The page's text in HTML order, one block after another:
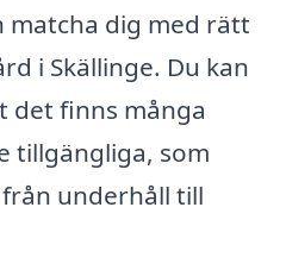
matcha dig med rätt
i Skällinge. Du kan
det finns många
tillgängliga, som
underhåll till